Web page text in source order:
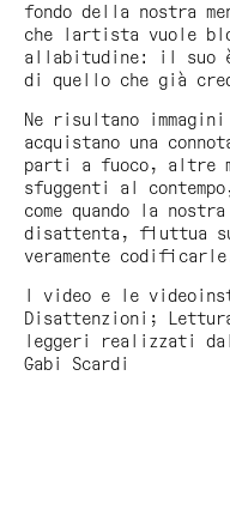
fondo della nostra
che lartista vuole
allabitudine: il suo
di quello che già
Ne risultano
acquistano una
parti a fuoco, altre
sfuggenti al
come quando la
disattenta, fluttua
veramente
I video e le
Disattenzioni ;
leggeri
realizzati
Gabi Scardi